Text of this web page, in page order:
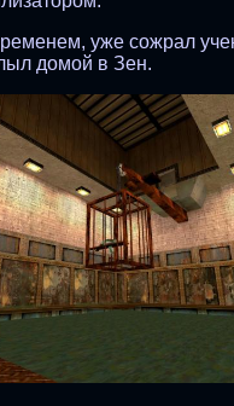
уже сожрал
домой в Зен.